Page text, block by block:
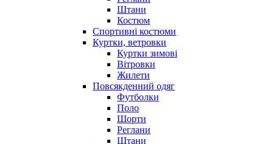
Штани
Костюм
Спортивні костюми
Куртки, ветровки
Куртки зимові
Вітровки
Жилети
Повсякденний одяг
Футболки
Поло
Шорти
Реглани
Штани